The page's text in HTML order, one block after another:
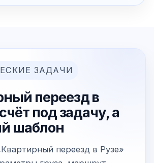
ЗАДАЧИ
переезд в
под задачу, а
шаблон
переезд в Рузе»